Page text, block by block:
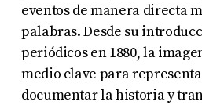
eventos de manera directa
palabras. Desde su
periódicos en 1880, la
medio clave para
documentar la historia y